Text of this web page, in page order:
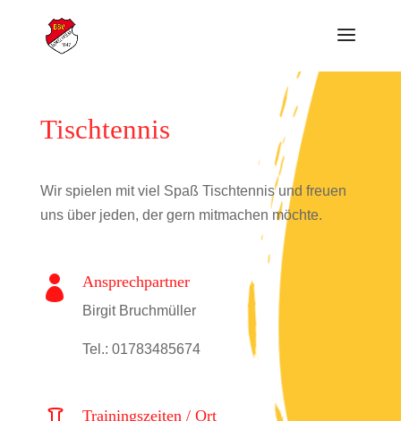
Tischtennis
Wir spielen mit viel Spaß Tischtennis und freuen
uns über jeden, der gern mitmachen möchte.
 Ansprechpartner
Birgit Bruchmüller
Tel.: 01783485674
Trainingszeiten / Ort